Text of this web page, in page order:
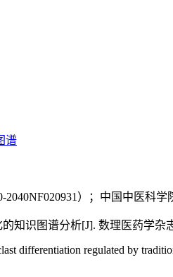
谱
）；中国中医科学
识图谱分析[J]. 数理医药学杂志,
differentiation regulated by